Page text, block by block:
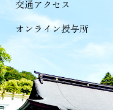
交通アクセス
オンライン授与所